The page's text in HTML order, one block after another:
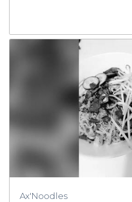
Ax'Noodles